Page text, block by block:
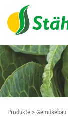
Produkte > Gemüsebau